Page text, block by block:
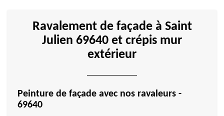
Ravalement de façade à Saint
Julien 69640 et crépis mur
extérieur
Peinture de façade avec nos ravaleurs -
69640